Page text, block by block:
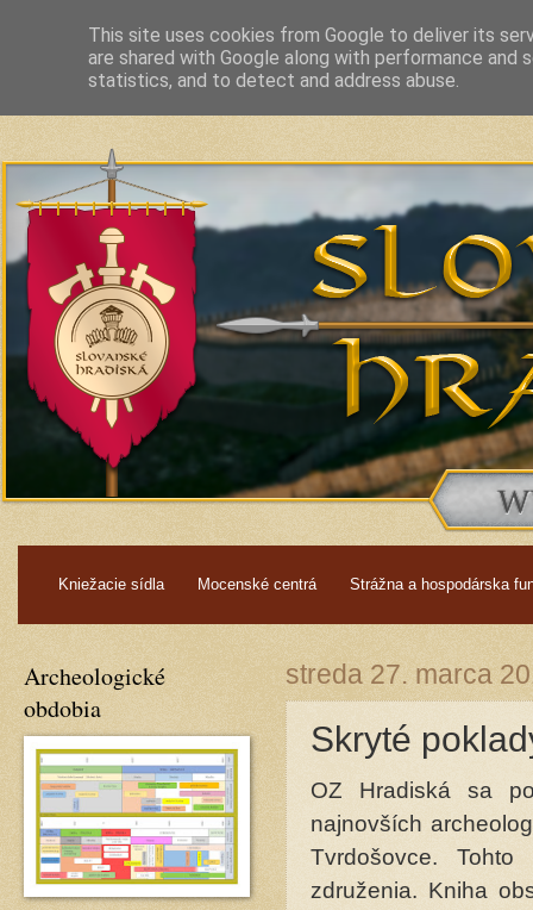
Slavic Hillforts and Fortified Settlements in Slovakia and related
Kniežacie sídla
Mocenské centrá Strážna a hospodárska
streda 27. marca
Skryté
OZ Hradiská sa
najnovších
Tvrdošovce.
združenia. Kniha
Archeologické
obdobia
This site uses cookies from Google to deliver its
are shared with Google along with performance
statistics, and to detect and address abuse.